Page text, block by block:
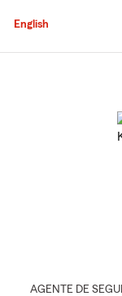
English
AGENTE DE